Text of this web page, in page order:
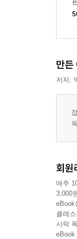
만든
저자,
회원
매주
3,000
eBook
클래
사락
eBook